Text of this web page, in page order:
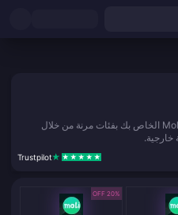
قم بشحن حساب Moli Star الخاص بك بفئات مرنة من خلال
خارجية.
Trustpilot
20% OFF